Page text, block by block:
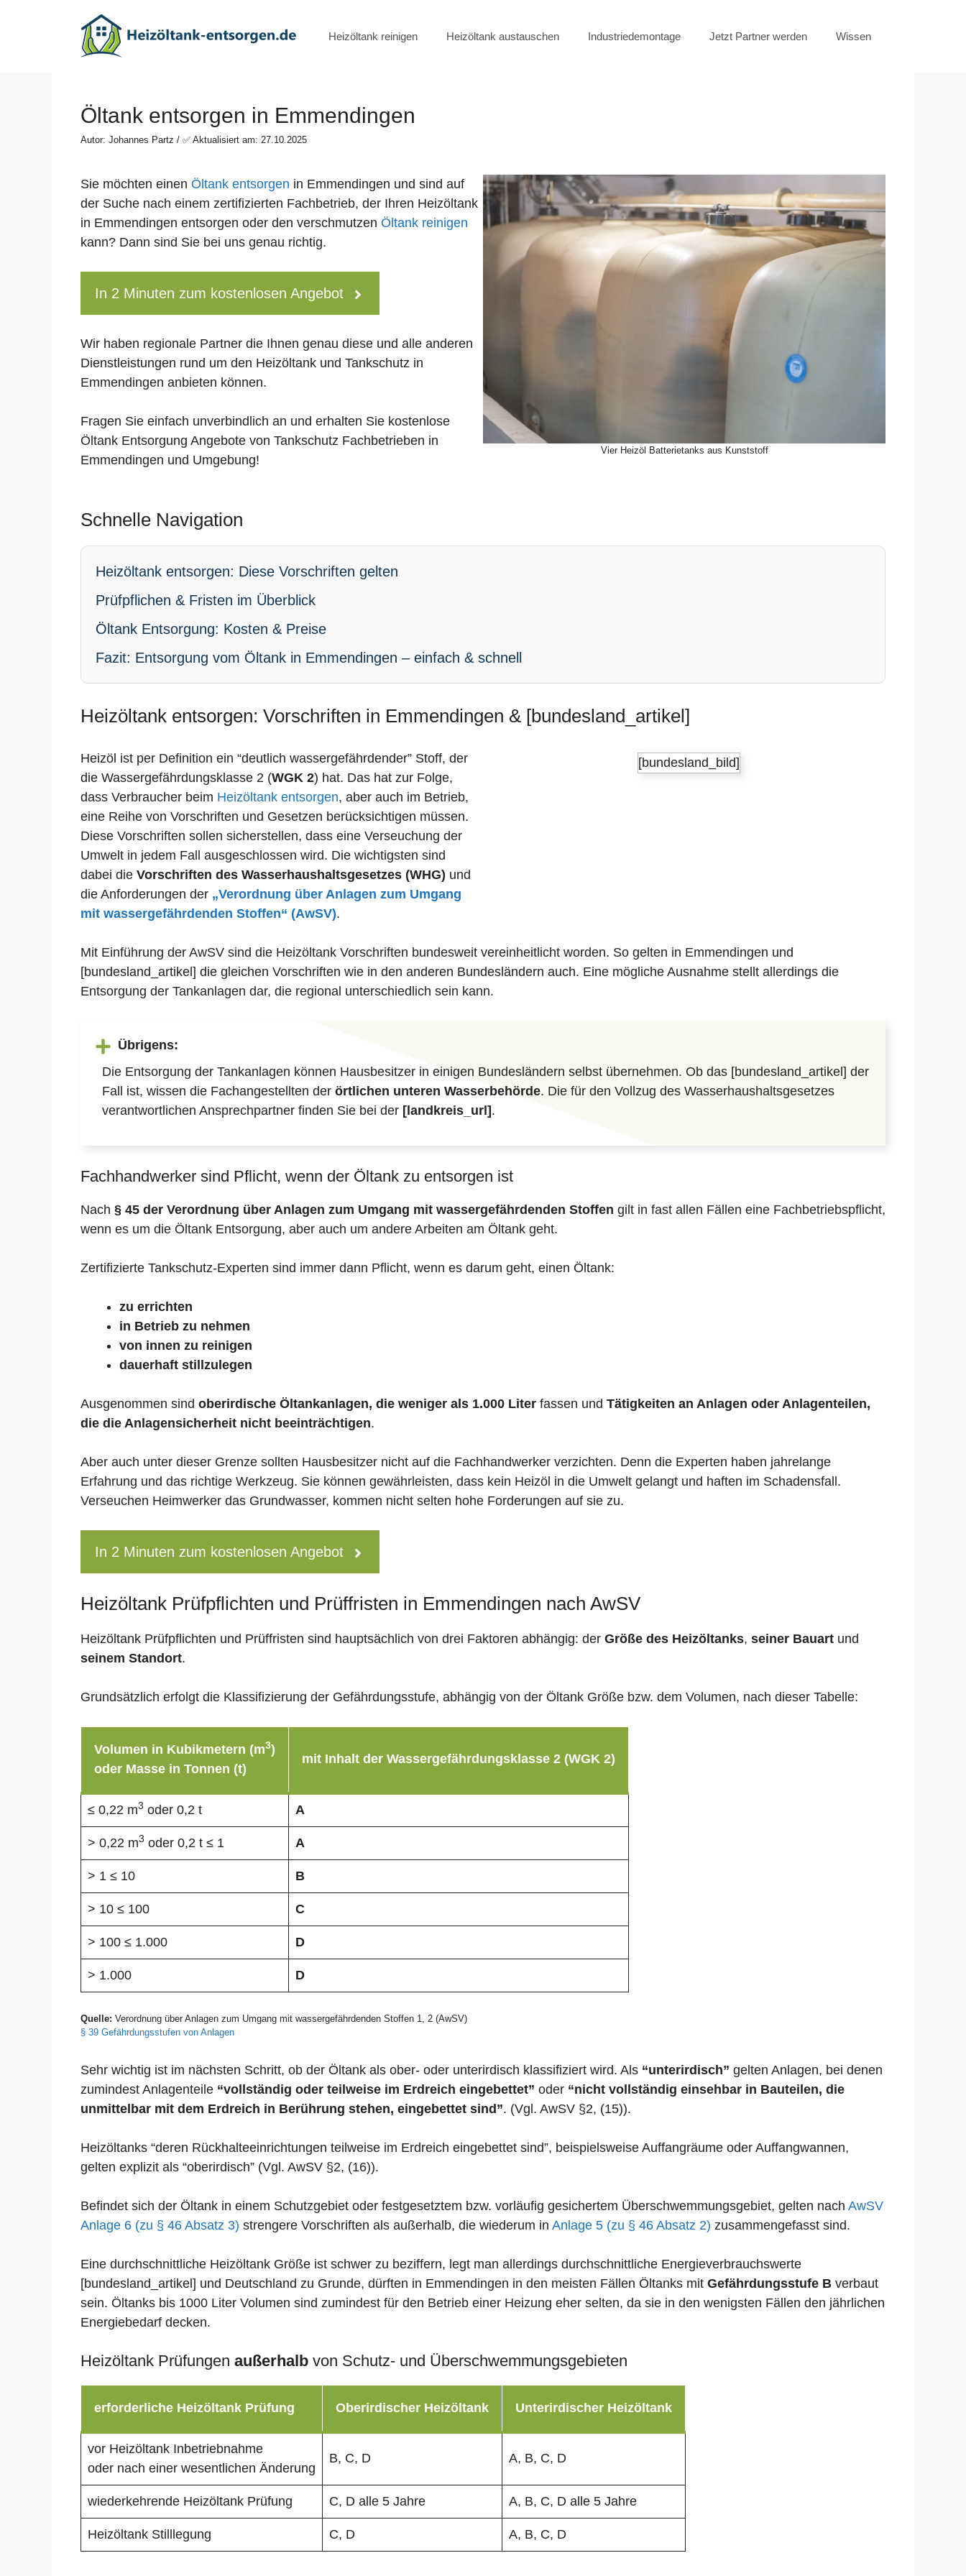
Heizöltank reinigen Heizöltank austauschen Industriedemontage Jetzt Partner werden Wissen
Öltank entsorgen in Emmendingen
Autor: Johannes Partz / ✅ Aktualisiert am: 27.10.2025
Sie möchten einen Öltank entsorgen in Emmendingen und sind auf
der Suche nach einem zertifizierten Fachbetrieb, der Ihren Heizöltank
in Emmendingen entsorgen oder den verschmutzen Öltank reinigen
kann? Dann sind Sie bei uns genau richtig.
In 2 Minuten zum kostenlosen Angebot
Wir haben regionale Partner die Ihnen genau diese und alle anderen
Dienstleistungen rund um den Heizöltank und Tankschutz in
Emmendingen anbieten können.
Fragen Sie einfach unverbindlich an und erhalten Sie kostenlose
Öltank Entsorgung Angebote von Tankschutz Fachbetrieben in
Emmendingen und Umgebung!
Vier Heizöl Batterietanks aus Kunststoff
Schnelle Navigation
Heizöltank entsorgen: Diese Vorschriften gelten
Prüfpflichen & Fristen im Überblick
Öltank Entsorgung: Kosten & Preise
Fazit: Entsorgung vom Öltank in Emmendingen – einfach & schnell
Heizöltank entsorgen: Vorschriften in Emmendingen & [bundesland_artikel]
Heizöl ist per Definition ein “deutlich wassergefährdender” Stoff, der
die Wassergefährdungsklasse 2 (WGK 2) hat. Das hat zur Folge,
dass Verbraucher beim Heizöltank entsorgen, aber auch im Betrieb,
eine Reihe von Vorschriften und Gesetzen berücksichtigen müssen.
Diese Vorschriften sollen sicherstellen, dass eine Verseuchung der
Umwelt in jedem Fall ausgeschlossen wird. Die wichtigsten sind
dabei die Vorschriften des Wasserhaushaltsgesetzes (WHG) und
die Anforderungen der „Verordnung über Anlagen zum Umgang
mit wassergefährdenden Stoffen“ (AwSV).
[bundesland_bild]
Mit Einführung der AwSV sind die Heizöltank Vorschriften bundesweit vereinheitlicht worden. So gelten in Emmendingen und
[bundesland_artikel] die gleichen Vorschriften wie in den anderen Bundesländern auch. Eine mögliche Ausnahme stellt allerdings die
Entsorgung der Tankanlagen dar, die regional unterschiedlich sein kann.
Übrigens:
Die Entsorgung der Tankanlagen können Hausbesitzer in einigen Bundesländern selbst übernehmen. Ob das [bundesland_artikel] der
Fall ist, wissen die Fachangestellten der örtlichen unteren Wasserbehörde. Die für den Vollzug des Wasserhaushaltsgesetzes
verantwortlichen Ansprechpartner finden Sie bei der [landkreis_url].
Fachhandwerker sind Pflicht, wenn der Öltank zu entsorgen ist
Nach § 45 der Verordnung über Anlagen zum Umgang mit wassergefährdenden Stoffen gilt in fast allen Fällen eine Fachbetriebspflicht,
wenn es um die Öltank Entsorgung, aber auch um andere Arbeiten am Öltank geht.
Zertifizierte Tankschutz-Experten sind immer dann Pflicht, wenn es darum geht, einen Öltank:
zu errichten
in Betrieb zu nehmen
von innen zu reinigen
dauerhaft stillzulegen
Ausgenommen sind oberirdische Öltankanlagen, die weniger als 1.000 Liter fassen und Tätigkeiten an Anlagen oder Anlagenteilen,
die die Anlagensicherheit nicht beeinträchtigen.
Aber auch unter dieser Grenze sollten Hausbesitzer nicht auf die Fachhandwerker verzichten. Denn die Experten haben jahrelange
Erfahrung und das richtige Werkzeug. Sie können gewährleisten, dass kein Heizöl in die Umwelt gelangt und haften im Schadensfall.
Verseuchen Heimwerker das Grundwasser, kommen nicht selten hohe Forderungen auf sie zu.
In 2 Minuten zum kostenlosen Angebot
Heizöltank Prüfpflichten und Prüffristen in Emmendingen nach AwSV
Heizöltank Prüfpflichten und Prüffristen sind hauptsächlich von drei Faktoren abhängig: der Größe des Heizöltanks, seiner Bauart und
seinem Standort.
Grundsätzlich erfolgt die Klassifizierung der Gefährdungsstufe, abhängig von der Öltank Größe bzw. dem Volumen, nach dieser Tabelle:
Volumen in Kubikmetern (m3)
oder Masse in Tonnen (t)
mit Inhalt der Wassergefährdungsklasse 2 (WGK 2)
≤ 0,22 m3 oder 0,2 t A
> 0,22 m3 oder 0,2 t ≤ 1 A
> 1 ≤ 10 B
> 10 ≤ 100 C
> 100 ≤ 1.000 D
> 1.000 D
Quelle: Verordnung über Anlagen zum Umgang mit wassergefährdenden Stoffen 1, 2 (AwSV)
§ 39 Gefährdungsstufen von Anlagen
Sehr wichtig ist im nächsten Schritt, ob der Öltank als ober- oder unterirdisch klassifiziert wird. Als “unterirdisch” gelten Anlagen, bei denen
zumindest Anlagenteile “vollständig oder teilweise im Erdreich eingebettet” oder “nicht vollständig einsehbar in Bauteilen, die
unmittelbar mit dem Erdreich in Berührung stehen, eingebettet sind”. (Vgl. AwSV §2, (15)).
Heizöltanks “deren Rückhalteeinrichtungen teilweise im Erdreich eingebettet sind”, beispielsweise Auffangräume oder Auffangwannen,
gelten explizit als “oberirdisch” (Vgl. AwSV §2, (16)).
Befindet sich der Öltank in einem Schutzgebiet oder festgesetztem bzw. vorläufig gesichertem Überschwemmungsgebiet, gelten nach AwSV
Anlage 6 (zu § 46 Absatz 3) strengere Vorschriften als außerhalb, die wiederum in Anlage 5 (zu § 46 Absatz 2) zusammengefasst sind.
Eine durchschnittliche Heizöltank Größe ist schwer zu beziffern, legt man allerdings durchschnittliche Energieverbrauchswerte
[bundesland_artikel] und Deutschland zu Grunde, dürften in Emmendingen in den meisten Fällen Öltanks mit Gefährdungsstufe B verbaut
sein. Öltanks bis 1000 Liter Volumen sind zumindest für den Betrieb einer Heizung eher selten, da sie in den wenigsten Fällen den jährlichen
Energiebedarf decken.
Heizöltank Prüfungen außerhalb von Schutz- und Überschwemmungsgebieten
erforderliche Heizöltank Prüfung Oberirdischer Heizöltank Unterirdischer Heizöltank
vor Heizöltank Inbetriebnahme
oder nach einer wesentlichen Änderung
B, C, D A, B, C, D
wiederkehrende Heizöltank Prüfung C, D alle 5 Jahre A, B, C, D alle 5 Jahre
Heizöltank Stilllegung C, D A, B, C, D